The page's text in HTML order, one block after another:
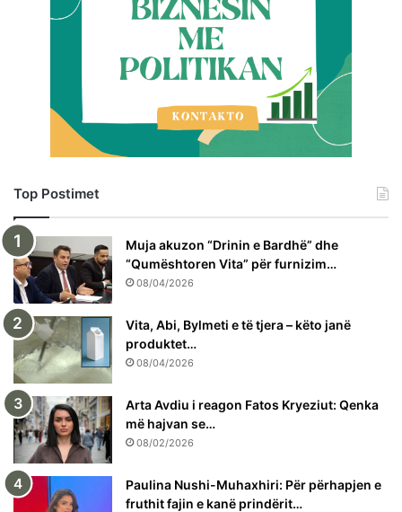
Top Postimet
Muja akuzon “Drinin e Bardhë” dhe
“Qumështoren Vita” për furnizim…
08/04/2026
Vita, Abi, Bylmeti e të tjera – këto janë
produktet…
08/04/2026
Arta Avdiu i reagon Fatos Kryeziut: Qenka
më hajvan se…
08/02/2026
Paulina Nushi-Muhaxhiri: Për përhapjen e
fruthit fajin e kanë prindërit…